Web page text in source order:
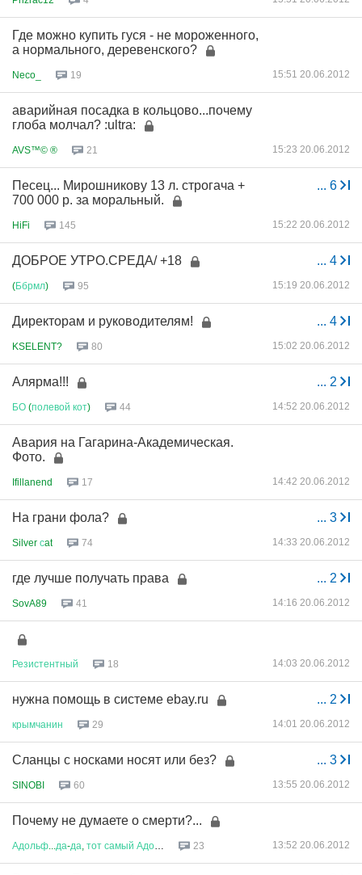
Где можно купить гуся - не мороженного,
а нормального, деревенского?
Neco_ 19 15:51 20.06.2012
аварийная посадка в кольцово...почему
глоба молчал? :ultra:
AVS™© ® 21 15:23 20.06.2012
... 6
Песец... Мирошникову 13 л. строгача +
700 000 р. за моральный.
HiFi 145 15:22 20.06.2012
... 4
ДОБРОЕ УТРО.СРЕДА/ +18
(Ббрмл) 95 15:19 20.06.2012
... 4
Директорам и руководителям!
KSELENT? 80 15:02 20.06.2012
... 2
Алярма!!!
БО (полевой кот) 44 14:52 20.06.2012
Авария на Гагарина-Академическая.
Фото.
Ifillanend 17 14:42 20.06.2012
... 3
На грани фола?
Silver сat 74 14:33 20.06.2012
... 2
где лучше получать права
SovA89 41 14:16 20.06.2012
Резистентный 18 14:03 20.06.2012
... 2
нужна помощь в системе ebay.ru
крымчанин 29 14:01 20.06.2012
... 3
Сланцы с носками носят или без?
SINOBI 60 13:55 20.06.2012
Почему не думаете о смерти?...
Адольф да-да тот самый Адол 23 13:52 20.06.2012